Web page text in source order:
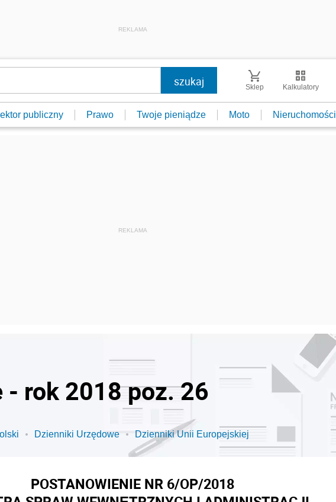
REKLAMA
Sklep Kalkulatory
publiczny Prawo Twoje pieniądze Moto Nieruchomości
rok 2018 poz. 26
Dzienniki Urzędowe Dzienniki Unii Europejskiej
POSTANOWIENIE NR 6/OP/2018